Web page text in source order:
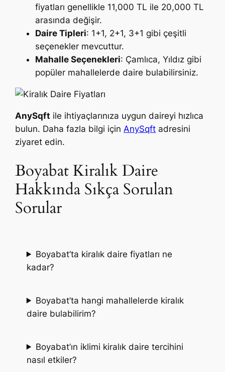
fiyatları genellikle 11,000 TL ile 20,000 TL
arasında değişir.
Daire Tipleri: 1+1, 2+1, 3+1 gibi çeşitli
seçenekler mevcuttur.
Mahalle Seçenekleri: Çamlıca, Yıldız gibi
popüler mahallelerde daire bulabilirsiniz.
AnySqft ile ihtiyaçlarınıza uygun daireyi hızlıca
bulun. Daha fazla bilgi için AnySqft adresini
ziyaret edin.
Boyabat Kiralık Daire
Hakkında Sıkça Sorulan
Sorular
Boyabat’ta kiralık daire fiyatları ne
kadar?
Boyabat’ta hangi mahallelerde kiralık
daire bulabilirim?
Boyabat’ın iklimi kiralık daire tercihini
nasıl etkiler?